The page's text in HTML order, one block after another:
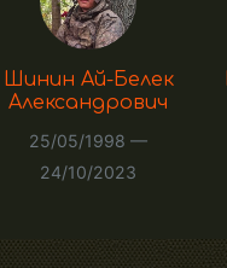
Шинин Ай-Белек
Александрович
25/05/1998 —
24/10/2023